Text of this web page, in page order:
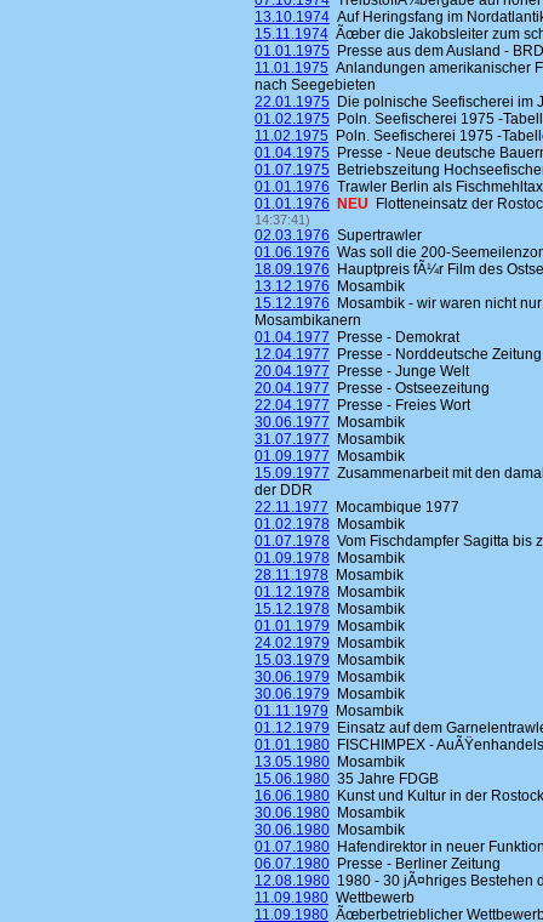
13.10.1974 Auf Heringsfang im
15.11.1974 Ãœber die Jakobsleiter zum
01.01.1975 Presse aus dem Ausland - BRD
11.01.1975 Anlandungen amerikanischer
nach Seegebieten
22.01.1975 Die polnische Seefischerei im
01.02.1975 Poln. Seefischerei 1975 -
11.02.1975 Poln. Seefischerei 1975 -
01.04.1975 Presse - Neue deutsche
01.07.1975 Betriebszeitung
01.01.1976 Trawler Berlin als
01.01.1976
NEU Flotteneinsatz der
14:37:41)
02.03.1976 Supertrawler
01.06.1976 Was soll die 200-
18.09.1976 Hauptpreis fÃ¼r Film des
13.12.1976 Mosambik
15.12.1976 Mosambik - wir waren nicht
Mosambikanern
01.04.1977 Presse - Demokrat
12.04.1977 Presse - Norddeutsche Zeitung
20.04.1977 Presse - Junge Welt
20.04.1977 Presse - Ostseezeitung
22.04.1977 Presse - Freies Wort
30.06.1977 Mosambik
31.07.1977 Mosambik
01.09.1977 Mosambik
15.09.1977 Zusammenarbeit mit den
der DDR
22.11.1977 Mocambique 1977
01.02.1978 Mosambik
01.07.1978 Vom Fischdampfer Sagitta bis
01.09.1978 Mosambik
28.11.1978 Mosambik
01.12.1978 Mosambik
15.12.1978 Mosambik
01.01.1979 Mosambik
24.02.1979 Mosambik
15.03.1979 Mosambik
30.06.1979 Mosambik
30.06.1979 Mosambik
01.11.1979 Mosambik
01.12.1979 Einsatz auf dem
01.01.1980 FISCHIMPEX -
13.05.1980 Mosambik
15.06.1980 35 Jahre FDGB
16.06.1980 Kunst und Kultur in der
30.06.1980 Mosambik
30.06.1980 Mosambik
01.07.1980 Hafendirektor in neuer
06.07.1980 Presse - Berliner Zeitung
12.08.1980 1980 - 30 jÃ¤hriges Bestehen
11.09.1980 Wettbewerb
11.09.1980 Ãœberbetrieblicher